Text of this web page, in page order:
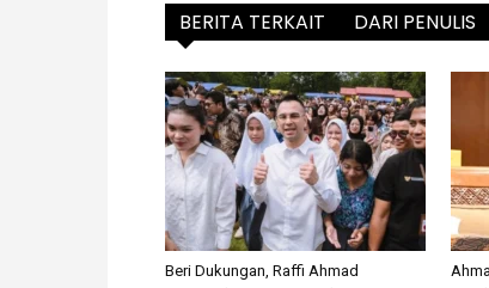
BERITA TERKAIT DARI PENULIS
Beri Dukungan, Raffi Ahmad